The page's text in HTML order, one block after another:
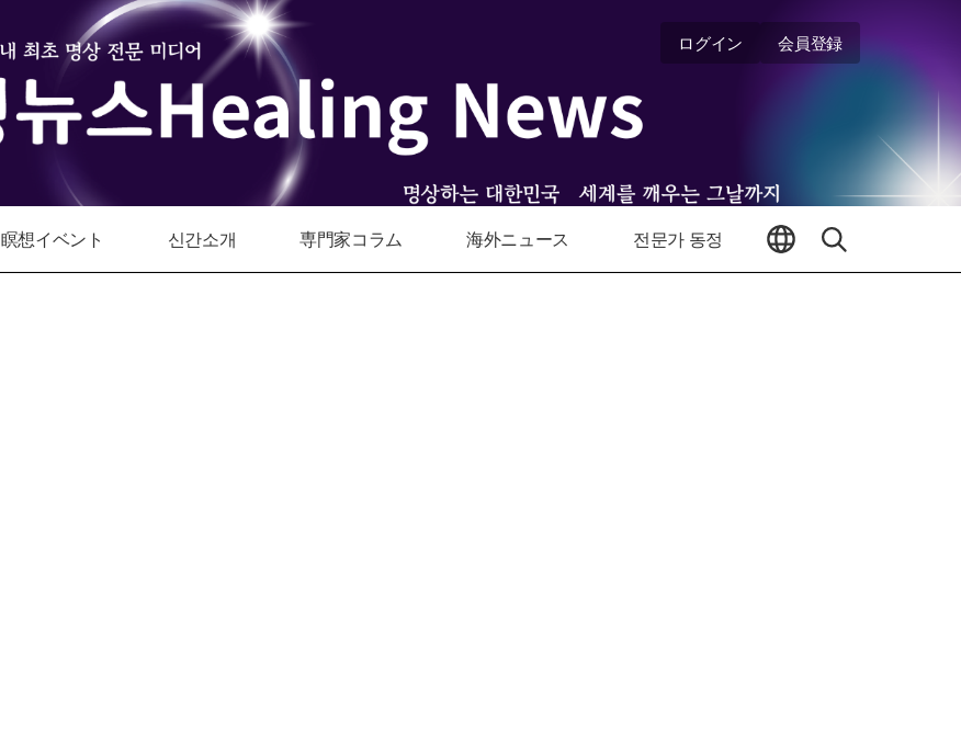
ログイン 会員登録
瞑想イベント 신간소개 専門家コラム 海外ニュース 전문가 동정